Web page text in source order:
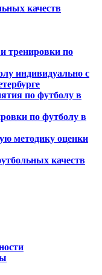
качеств
тренировки по
индивидуально с
по футболу в
по футболу в
методику оценки
качеств